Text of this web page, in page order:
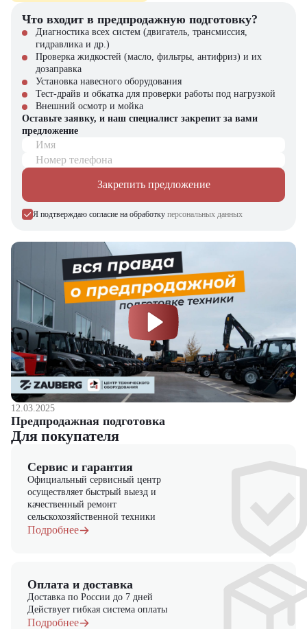
Почему стоит выбрать Hyundai 70DF-7?
Дизельный вилочный погрузчик Hyundai 70DF-7 способен
решать задачи любой сложности
Экономичный расход топлива при высокой производительности
Усиленные компоненты рассчитаны на круглосуточную работу
Низкая стоимость владения и высокая остаточная стоимость
Техника от мирового бренда с подтвержденной надежностью
Компания "ЦТО" – официальный дилер техники Hyundai,
предлагающий новые модели складского оборудования с гарантией.
У нас вы найдете: широкий выбор спецтехники, вилочных
погрузчиков, малой складской техники, навесного оборудования,
запчасти для долгосрочной эксплуатации, профессиональные
консультации по выбору техники.
Что входит в предпродажную подготовку?
Диагностика всех систем (двигатель, трансмиссия,
гидравлика и др.)
Проверка жидкостей (масло, фильтры, антифриз) и их
дозаправка
Установка навесного оборудования
Тест-драйв и обкатка для проверки работы под нагрузкой
Внешний осмотр и мойка
Оставьте заявку, и наш специалист закрепит за вами
предложение
Имя
Номер телефона
Закрепить предложение
Я подтверждаю согласие на обработку персональных данных
12.03.2025
Предпродажная подготовка
Для покупателя
Сервис и гарантия
Официальный сервисный центр
осуществляет быстрый выезд и
качественный ремонт
сельскохозяйственной техники
Подробнее
Оплата и доставка
Доставка по России до 7 дней
Действует гибкая система оплаты
Подробнее